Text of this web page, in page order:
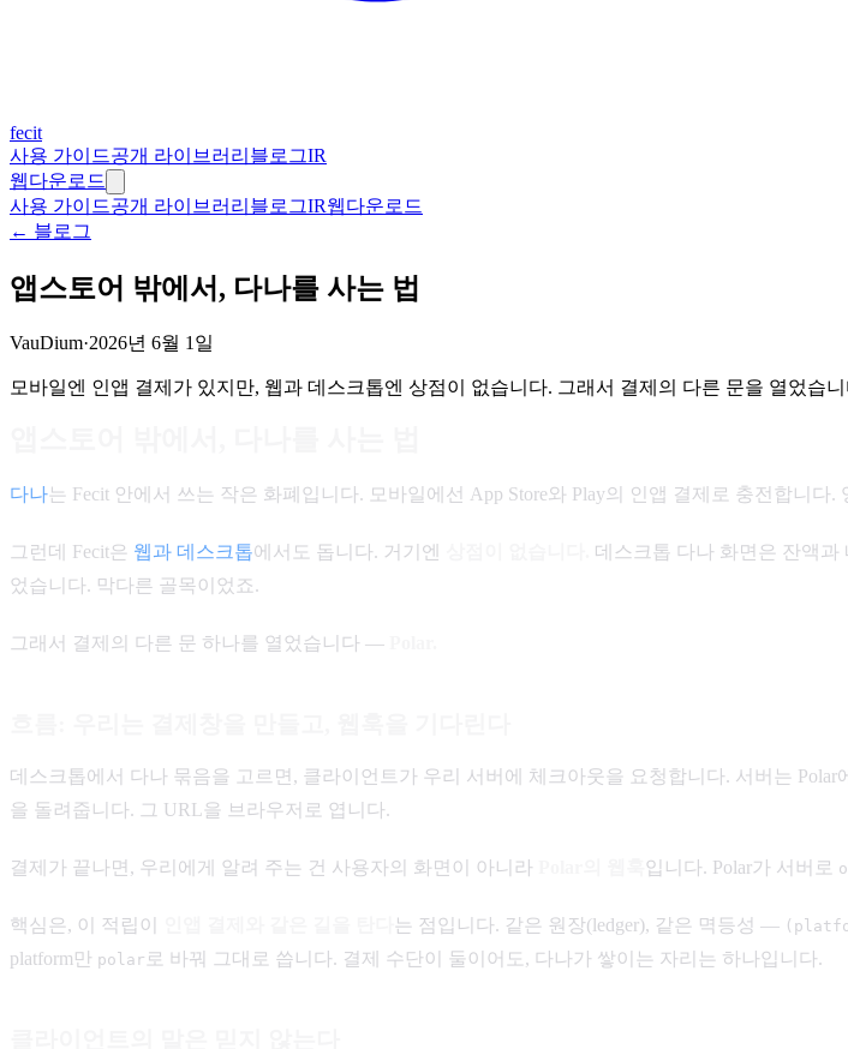
fecit
사용 가이드공개 라이브러리 블로그IR
웹다운로드
사용 가이드공개 라이브러리 블로그IR웹다운로드
← 블로그
앱스토어 밖에서, 다나를 사는 법
VauDium·2026년 6월 1일
모바일엔 인앱 결제가 있지만, 웹과 데스크톱엔 상점이 없습니다. 그래서 결제의 다른 문을 열었
다나는 Fecit 안에서 쓰는 작은 화폐입니다. 모바일에선 App Store와 Play의 인앱 결제로 충전합니
그런데 Fecit은 웹과 데스크톱에서도 돕니다. 거기엔
데스크톱 다나 화면은 잔액과
었습니다. 막다른 골목이었죠.
그래서 결제의 다른 문 하나를 열었습니다 —
데스크톱에서 다나 묶음을 고르면, 클라이언트가 우리 서버에 체크아웃을 요청합니다. 서버는 Polar
을 돌려줍니다. 그 URL을 브라우저로 엽니다.
결제가 끝나면, 우리에게 알려 주는 건 사용자의 화면이 아니라 입니다. Polar가 서버로
핵심은, 이 적립이 는 점입니다. 같은 원장(ledger), 같은 멱등성 —
platform만 polar 로 바꿔 그대로 씁니다. 결제 수단이 둘이어도, 다나가 쌓이는 자리는 하나입니다.